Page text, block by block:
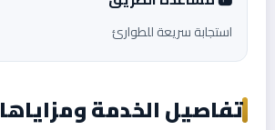
استجابة سريعة للطوارئ
تفاصيل الخدمة ومزاياها